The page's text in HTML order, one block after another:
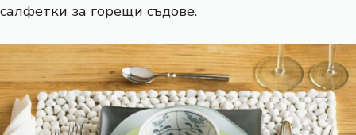
салфетки за горещи съдове.